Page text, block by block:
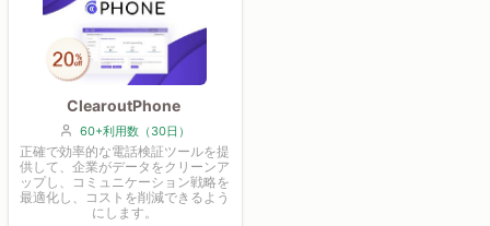
ClearoutPhone
60+利用数（30日）
正確で効率的な電話検証ツールを提
供して、企業がデータをクリーンア
ップし、コミュニケーション戦略を
最適化し、コストを削減できるよう
にします。